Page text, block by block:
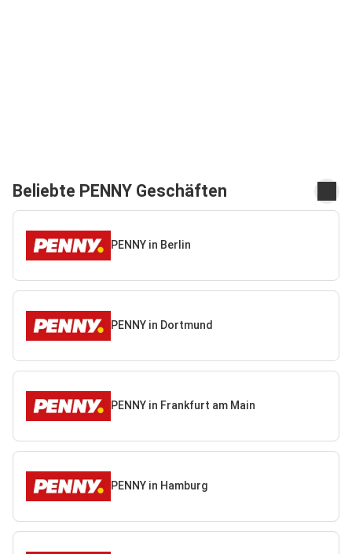
Beliebte PENNY Geschäften
PENNY in Berlin
PENNY in Dortmund
PENNY in Frankfurt am Main
PENNY in Hamburg